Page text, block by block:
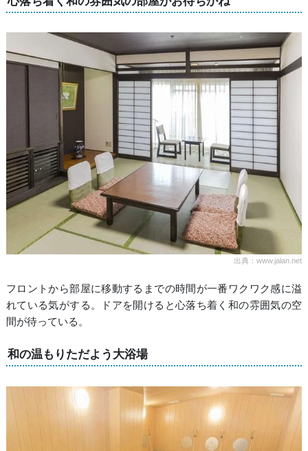
出典：www.jalan.net
フロントから部屋に移動するまでの時間が一番ワクワク感に溢
れている気がする。ドアを開けると心落ち着く和の雰囲気の空
間が待っている。
和の温もりただよう大浴場